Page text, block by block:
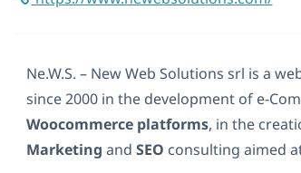
Ne.W.S. – New Web Solutions srl is a
since 2000 in the development of e-
Woocommerce platforms, in the
Marketing and SEO consulting aimed